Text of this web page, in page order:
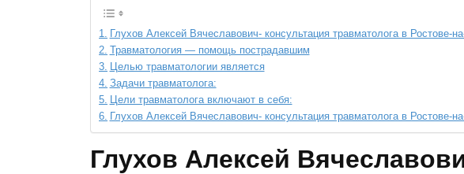
Глухов Алексей Вячеславович- консультация травматолога в Ростове-
Травматология — помощь пострадавшим
Целью травматологии является
Задачи травматолога:
Цели травматолога включают в себя:
Глухов Алексей Вячеславович- консультация травматолога в Ростове-
Глухов Алексей